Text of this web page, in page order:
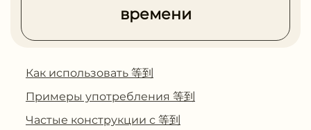
времени
Как использовать 等到
Примеры употребления 等到
Частые конструкции с 等到